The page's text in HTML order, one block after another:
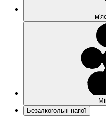
Безалкогольні напої